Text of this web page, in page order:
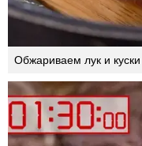
Обжариваем лук и